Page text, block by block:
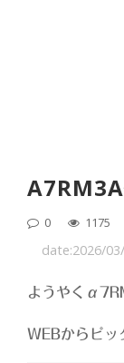
0 1175
date:2026/
ようやく
WEBからピッ